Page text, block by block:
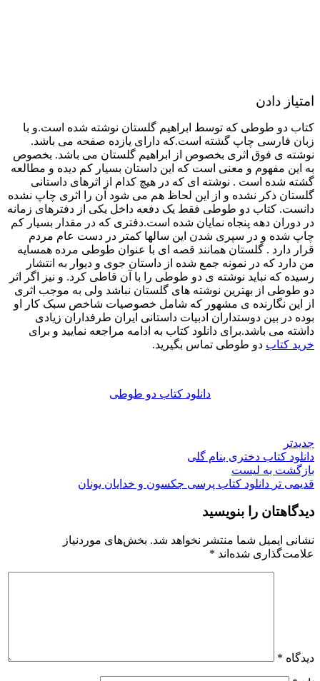
امتیاز دادن
کتاب دو طوطی که توسط ابراهیم گلستان نوشته شده است.و با
زبان فارسی چاپ گشته است.که دارای یازده صفحه می باشد.
نوشته ی فوق اثری بخصوص از ابراهیم گلستان می باشد. بخصوص
به این مفهوم و معنی است که این داستان بسیار کم دیده و مطالعه
گشته شده است . نوشته ای که در هیچ کدام از اثرهای داستانی
گلستان ذکر نشده و از این لحاظ هم می شود آن را اثری چاپ نشده
دانست. کتاب دو طوطی فقط یک دفعه داخل یکی از دفترهای زمانه
در دوران دهه پنجاه نمایان شده است.دفتری که در مقدار بسیار کم
چاپ شده و در سپری شدن این سالها کمتر در دست عام مردم
قرار دارد . گلستان همانند قصه ای با عنوان طوطی مرده همسایه
من دارد که در نمونه جمع شده از داستان جوی و دیوار به انتشار
رسیده که نباید نوشته ی دو طوطی را با آن قاطی کرد. و نیز اگر اثر
دو طوطی از بهترین نوشته های گلستان نباشد ولی به موجب اثری
از این نگارنده ی مشهور که شامل خصوصیات شاخص سبک کار او
بوده در بین دوستداران ادبیات داستانی ایران طرفداران زیادی
داشته می باشد.برای دانلود کتاب به ادامه مراجعه نمایید و برای
خرید کتاب دو طوطی تماس بگیرید.
دانلود کتاب دو طوطی
جدیدتر
دانلود کتاب دختری بنام گلی
بازگشت به لیست
قدیمی تر دانلود کتاب پرسی جکسون و خدایان یونان
دیدگاهتان را بنویسید
نشانی ایمیل شما منتشر نخواهد شد. بخش‌های موردنیاز
علامت‌گذاری شده‌اند *
دیدگاه *